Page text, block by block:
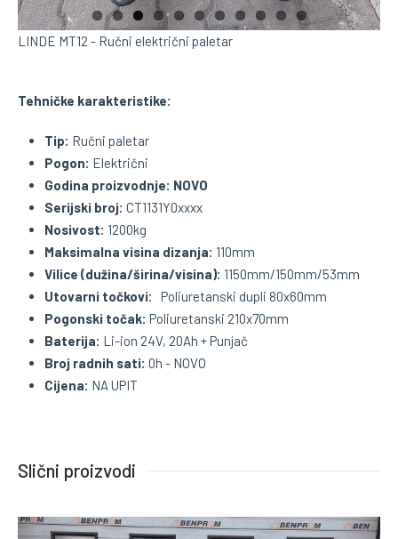
LINDE MT12 - Ručni električni paletar
Tehničke karakteristike:
Tip: Ručni paletar
Pogon: Električni
Godina proizvodnje: NOVO
Serijski broj: CT1131Y0xxxx
Nosivost: 1200kg
Maksimalna visina dizanja: 110mm
Vilice (dužina/širina/visina): 1150mm/150mm/53mm
Utovarni točkovi:
Poliuretanski dupli 80x60mm
Pogonski točak: Poliuretanski 210x70mm
Baterija: Li-ion 24V, 20Ah + Punjač
Broj radnih sati: 0h - NOVO
Cijena: NA UPIT
Slični proizvodi